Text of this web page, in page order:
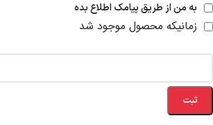
به من از طریق پیامک اطلاع بده
زمانیکه محصول موجود شد
ثبت